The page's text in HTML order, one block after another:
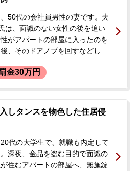
あり、弁護士が警察署へ初回接
、そのままご依頼いただくこと
た。
50代の会社員男性の妻です。夫
は、面識のない女性の後を追い
がアパートの部屋に入ったのを
、そのドアノブを回すなどしま
宅捜索が行われ、A氏は住居侵
メラの内容を聞き、自身の行為
た。逮捕の連絡を受けた妻が、
と不起訴処分を求め、当事務所
頼されました。
金30万円
しタンスを物色した住居侵
代の大学生で、就職も内定して
深夜、金品を盗む目的で面識の
住むアパートの部屋へ、無施錠